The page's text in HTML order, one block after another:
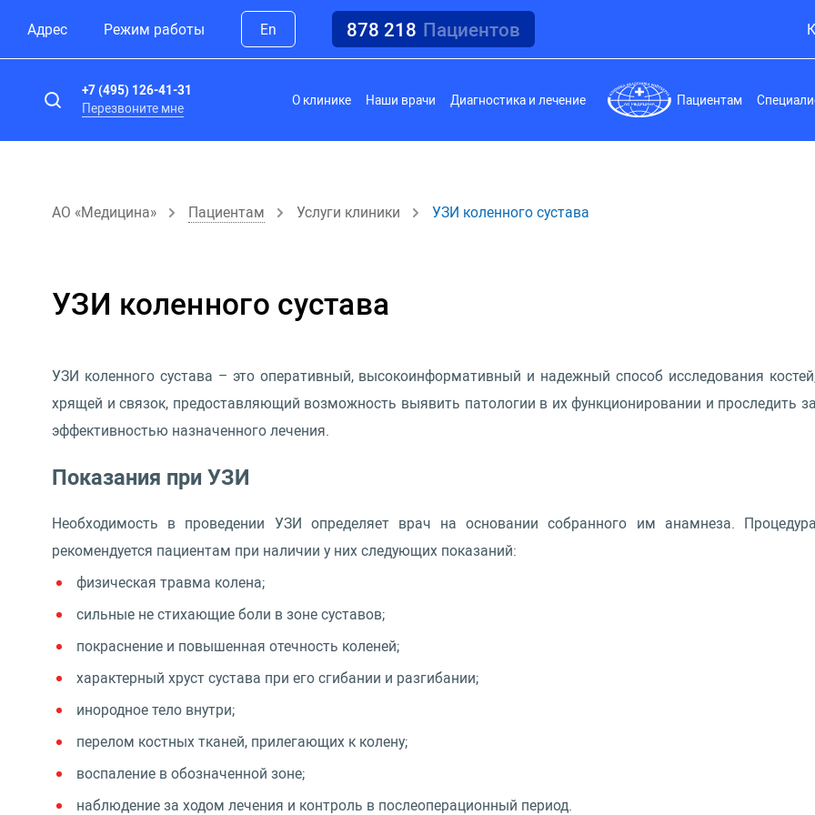
Адрес Режим работы En 878 218 Пациентов
+7 (495) 126-41-31
Перезвоните мне
О клинике Наши врачи Диагностика и лечение Пациентам
АО «Медицина» Пациентам Услуги клиники УЗИ коленного сустава
УЗИ коленного сустава
УЗИ коленного сустава – это оперативный, высокоинформативный и надежный способ исследования
хрящей и связок, предоставляющий возможность выявить патологии в их функционировании и проследить
эффективностью назначенного лечения.
Показания при УЗИ
Необходимость в проведении УЗИ определяет врач на основании собранного им анамнеза.
рекомендуется пациентам при наличии у них следующих показаний:
физическая травма колена;
сильные не стихающие боли в зоне суставов;
покраснение и повышенная отечность коленей;
характерный хруст сустава при его сгибании и разгибании;
инородное тело внутри;
перелом костных тканей, прилегающих к колену;
воспаление в обозначенной зоне;
наблюдение за ходом лечения и контроль в послеоперационный период.